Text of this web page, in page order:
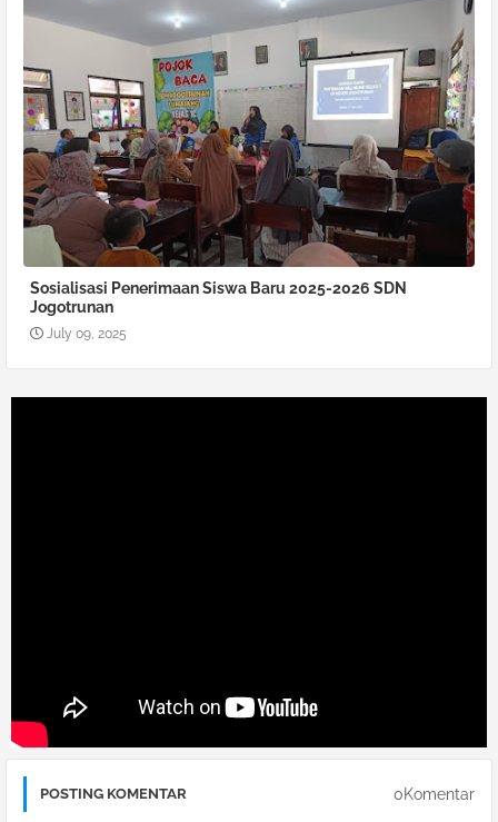
Sosialisasi Penerimaan Siswa Baru 2025-2026 SDN
Jogotrunan
July 09, 2025
POSTING KOMENTAR 0Komentar